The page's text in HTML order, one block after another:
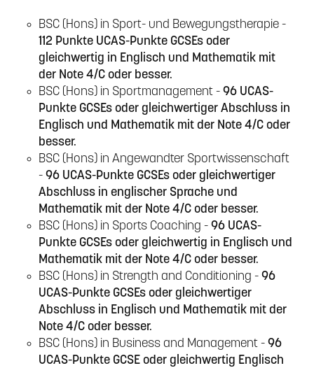
BSC (Hons) in Sport- und Bewegungstherapie -
112 Punkte UCAS-Punkte GCSEs oder
gleichwertig in Englisch und Mathematik mit
der Note 4/C oder besser.
BSC (Hons) in Sportmanagement - 96 UCAS-
Punkte GCSEs oder gleichwertiger Abschluss in
Englisch und Mathematik mit der Note 4/C oder
besser.
BSC (Hons) in Angewandter Sportwissenschaft
- 96 UCAS-Punkte GCSEs oder gleichwertiger
Abschluss in englischer Sprache und
Mathematik mit der Note 4/C oder besser.
BSC (Hons) in Sports Coaching - 96 UCAS-
Punkte GCSEs oder gleichwertig in Englisch und
Mathematik mit der Note 4/C oder besser.
BSC (Hons) in Strength and Conditioning - 96
UCAS-Punkte GCSEs oder gleichwertiger
Abschluss in Englisch und Mathematik mit der
Note 4/C oder besser.
BSC (Hons) in Business and Management - 96
UCAS-Punkte GCSE oder gleichwertig Englisch